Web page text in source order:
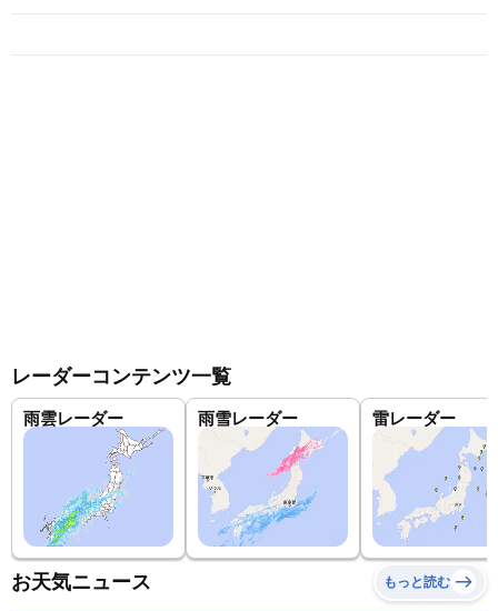
レーダーコンテンツ一覧
雨雲レーダー 雨雪レーダー 雷レーダー
お天気ニュース もっと読む